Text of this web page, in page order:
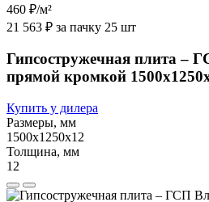
460 ₽/м²
21 563 ₽ за пачку 25 шт
Гипсостружечная плита –
прямой кромкой
Купить у дилера
Размеры, мм
1500х1250х12
Толщина, мм
12